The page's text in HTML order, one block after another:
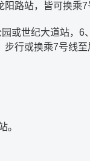
路站，皆可换乘7
或世纪大道站，6
行或换乘7号线至
。